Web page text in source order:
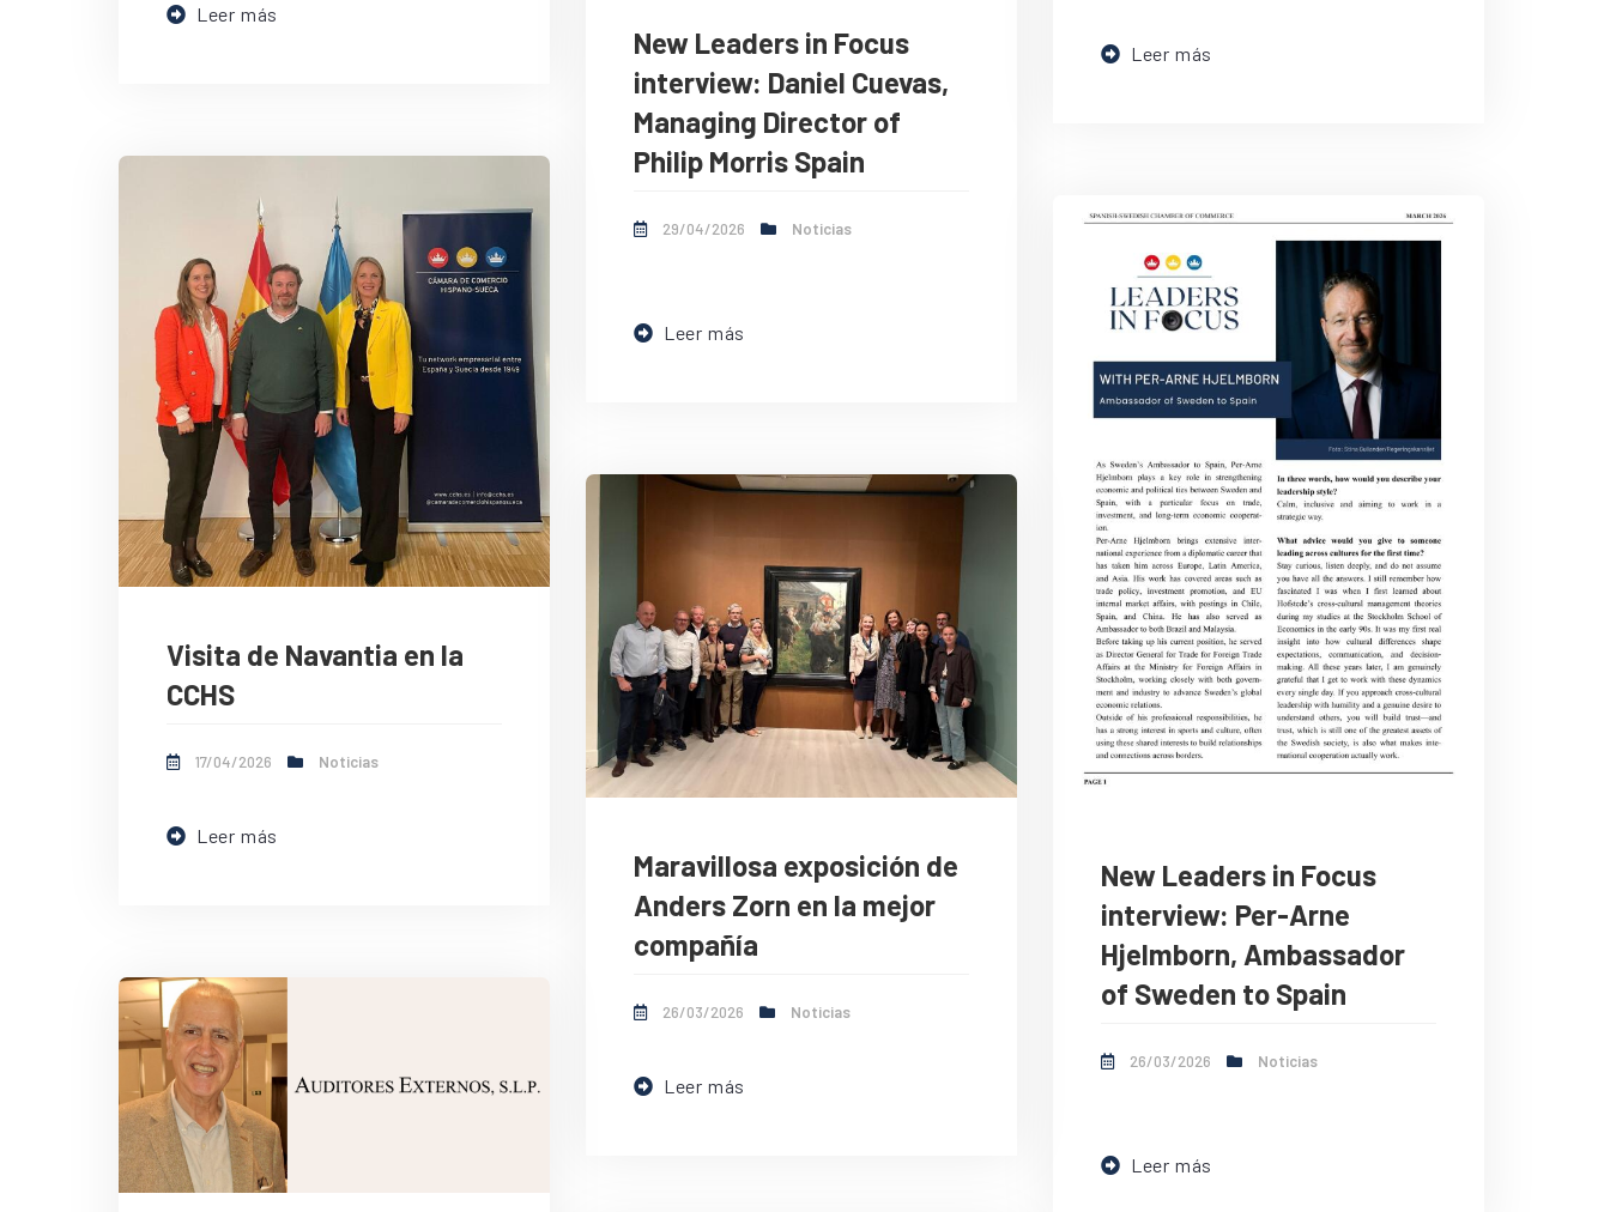
Leer más
New Leaders in Focus
interview: Daniel Cuevas,
Managing Director of
Philip Morris Spain
29/04/2026 Noticias
Leer más
Leer más
Visita de Navantia en la
CCHS
17/04/2026 Noticias
Leer más
New Leaders in Focus
interview: Per-Arne
Hjelmborn, Ambassador
of Sweden to Spain
26/03/2026 Noticias
Leer más
Maravillosa exposición de
Anders Zorn en la mejor
compañía
26/03/2026 Noticias
Leer más